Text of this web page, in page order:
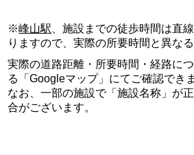
※峰山駅、施設までの徒歩時間は直
りますので、実際の所要時間と異な
実際の道路距離・所要時間・経路に
る「Googleマップ」にてご確認できま
なお、一部の施設で「施設名称」が
合がございます。